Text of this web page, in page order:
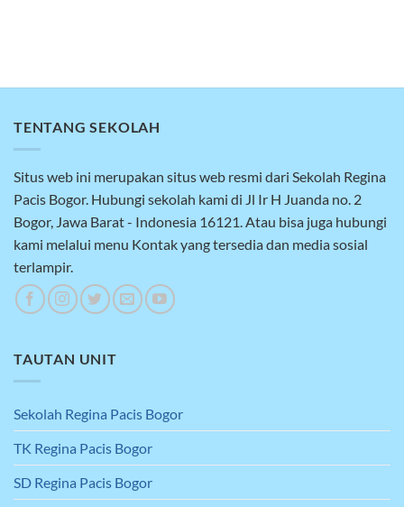
TENTANG SEKOLAH
Situs web ini merupakan situs web resmi dari Sekolah Regina
Pacis Bogor. Hubungi sekolah kami di Jl Ir H Juanda no. 2
Bogor, Jawa Barat - Indonesia 16121. Atau bisa juga hubungi
kami melalui menu Kontak yang tersedia dan media sosial
terlampir.
TAUTAN UNIT
Sekolah Regina Pacis Bogor
TK Regina Pacis Bogor
SD Regina Pacis Bogor